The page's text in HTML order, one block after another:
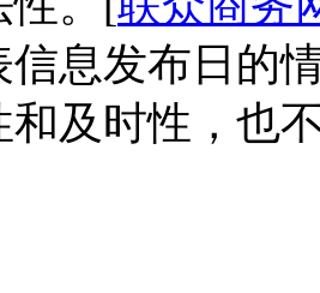
信息发布日的
和及时性，也